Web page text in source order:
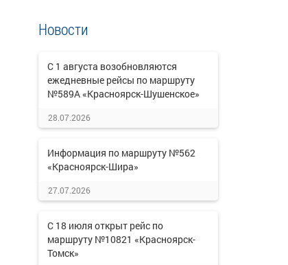
Новости
С 1 августа возобновляются
ежедневные рейсы по маршруту
№589А «Красноярск-Шушенское»
28.07.2026
Информация по маршруту №562
«Красноярск-Шира»
27.07.2026
С 18 июля открыт рейс по
маршруту №10821 «Красноярск-
Томск»